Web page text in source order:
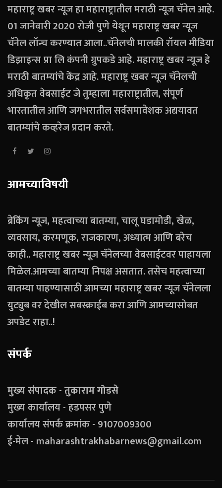
महाराष्ट्र खबर न्यूज हा महाराष्ट्रातील मराठी न्यूज चॅनेल आहे.
01 जानेवारी 2020 रोजी पुणे येथून महाराष्ट्र खबर न्यूज
चॅनेल लॉन्च करण्यात आला..चॅनेलची मालकी रॉयल मीडिया
डिझाइन्स प्रा लि कंपनी ग्रुपकडे आहे. महाराष्ट्र खबर न्यूज हे
मराठी बातम्यांचे केंद्र आहे. महाराष्ट्र खबर न्यूज चॅनेलची
अधिकृत वेबसाईट जे तुम्हाला महाराष्ट्रातील, संपूर्ण
भारतातील आणि जगभरातील सर्वसमावेशक अद्ययावत
बातम्यांचे कव्हरेज प्रदान करते.
आमच्याविषयी
ब्रेकिंग न्यूज, महत्वाच्या बातम्या, चालू घडामोडी, खेळ,
व्यवसाय, करमणूक, राजकारण, अध्यात्म आणि बरेच
काही.. महाराष्ट्र खबर न्यूज चॅनेलच्या वेबसाईटवर पाहायला
मिळेल.आमच्या बातम्या निपक्ष असतात. तसेच महत्वाच्या
बातम्या पाहण्यासाठी आमच्या महाराष्ट्र खबर न्यूज चॅनेलला
युट्युब वर देखील सबस्क्राईब करा आणि आमच्यासोबत
अपडेट राहा..!
संपर्क
मुख्य संपादक - तुकाराम गोडसे
मुख्य कार्यालय - हडपसर पुणे
कार्यालय संपर्क क्रमांक - 9107009300
ई-मेल - maharashtrakhabarnews@gmail.com